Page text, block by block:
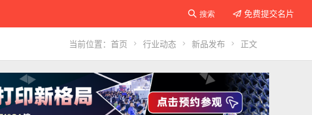
 免费提交名片
 搜索
当前位置： 首页  行业动态  新品发布  正文